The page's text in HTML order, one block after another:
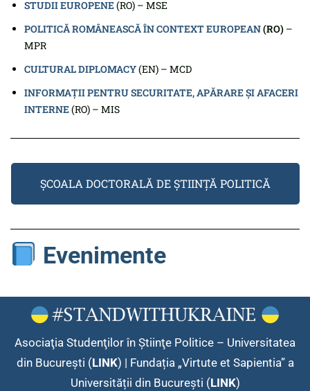
STUDII EUROPENE(RO) – MSE
POLITICĂ ROMÂNEASCĂ ÎN CONTEXT EUROPEAN(RO) –
MPR
CULTURAL DIPLOMACY(EN) – MCD
INFORMAȚII PENTRU SECURITATE, APĂRARE ȘI AFACERI
INTERNE(RO) – MIS
ȘCOALA DOCTORALĂ DE ȘTIINȚĂ POLITICĂ
Evenimente
Asociaţia Studenţilor în Ştiinţe Politice – Universitatea
din Bucureşti (LINK) | Fundația „Virtute et Sapientia” a
Universității din București (LINK)